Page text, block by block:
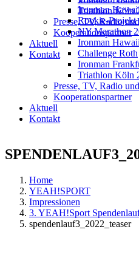
Triathlon Köln
Presse, TV, Radio
Kooperationspartner
Aktuell
Kontakt
Ironman
Rookie-Projekt
NY Marathon
Ironman
Challenge Roth
Ironman
Triathlon Köln
Presse, TV, Radio
Kooperationspartner
Aktuell
Kontakt
Home
YEAH!SPORT
Impressionen
3. YEAH!Sport
spendenlauf3_2022_teaser